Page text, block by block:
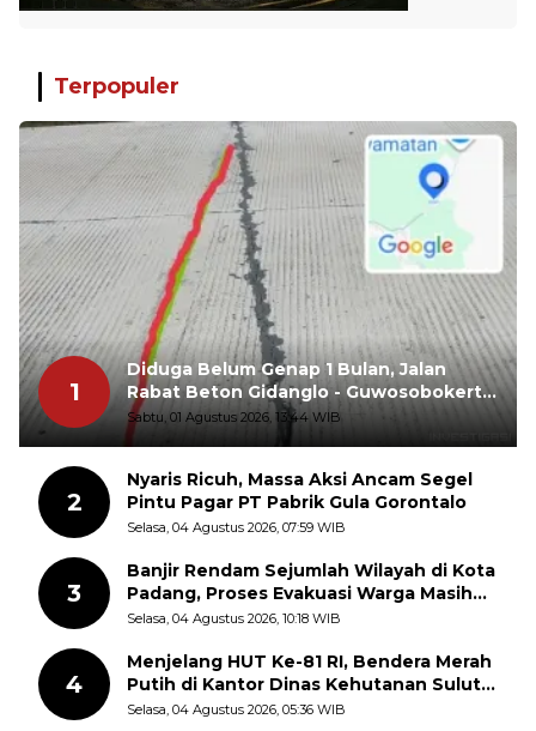
Terpopuler
1
Diduga Belum Genap 1 Bulan, Jalan
Rabat Beton Gidanglo - Guwosobokerto
Sudah Pecah
Sabtu, 01 Agustus 2026, 13:44 WIB
2
Nyaris Ricuh, Massa Aksi Ancam Segel
Pintu Pagar PT Pabrik Gula Gorontalo
Selasa, 04 Agustus 2026, 07:59 WIB
3
Banjir Rendam Sejumlah Wilayah di Kota
Padang, Proses Evakuasi Warga Masih
Berlangsung
Selasa, 04 Agustus 2026, 10:18 WIB
4
Menjelang HUT Ke-81 RI, Bendera Merah
Putih di Kantor Dinas Kehutanan Sulut
Disorot Warga
Selasa, 04 Agustus 2026, 05:36 WIB